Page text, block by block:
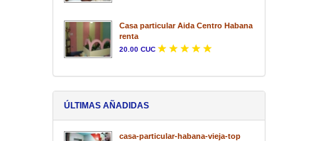
Casa particular Aida Centro Habana
renta
20.00 CUC
ÚLTIMAS AÑADIDAS
casa-particular-habana-vieja-top